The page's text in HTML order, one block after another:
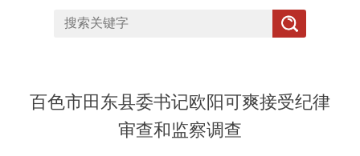
百色市田东县委书记欧阳可爽接受纪律
审查和监察调查